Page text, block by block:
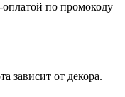
по промокоду
зависит от декора.